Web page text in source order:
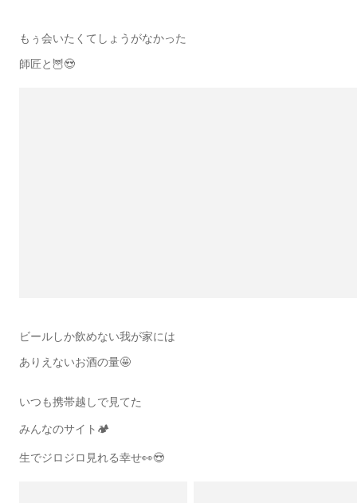
もぅ会いたくてしょうがなかった
師匠と🦉😍
ビールしか飲めない我が家には
ありえないお酒の量🤩
いつも携帯越しで見てた
みんなのサイト🏕️
生でジロジロ見れる幸せ👀😍